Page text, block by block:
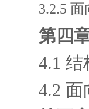
3.2.5
第四
4.1 结
4.2